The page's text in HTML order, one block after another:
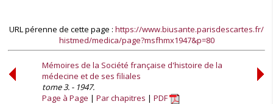
URL pérenne de cette page : https://www.biusante.parisdescartes.fr/
histmed/medica/page?msfhmx1947&p=80
Mémoires de la Société française d'histoire de la
médecine et de ses filiales
tome 3. - 1947.
Page à Page
Par chapitres PDF